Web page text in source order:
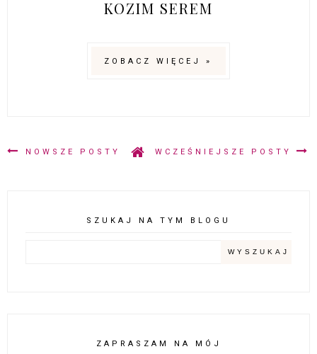
KOZIM SEREM
ZOBACZ WIĘCEJ »
NOWSZE POSTY WCZEŚNIEJSZE POSTY
SZUKAJ NA TYM BLOGU
ZAPRASZAM NA MÓJ